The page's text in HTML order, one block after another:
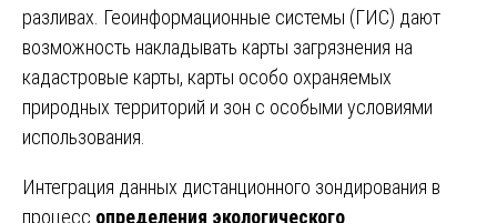
разливах. Геоинформационные системы (ГИС) дают
возможность накладывать карты загрязнения на
кадастровые карты, карты особо охраняемых
природных территорий и зон с особыми условиями
использования.
Интеграция данных дистанционного зондирования в
процесс определения экологического